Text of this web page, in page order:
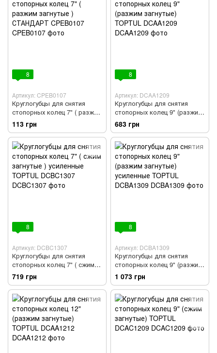
8
Артикул: CPEB0107
Круглогубцы для снятия
стопорных колец 7" ( разжим
загнутые ) СТАНДАРТ
CPEB0107
113 грн
8
Артикул: DCAA1209
Круглогубцы для снятия
стопорных колец 9" (разжим
загнутые) TOPTUL DCAA1209
683 грн
8
Артикул: DCBC1307
Круглогубцы для снятия
стопорных колец 7" ( сжим
загнутые ) усиленные
TOPTUL DCBC1307
719 грн
8
Артикул: DCBA1309
Круглогубцы для снятия
стопорных колец 9" (разжим
загнутые) усиленные TOPTUL
DCBA1309
1 073 грн